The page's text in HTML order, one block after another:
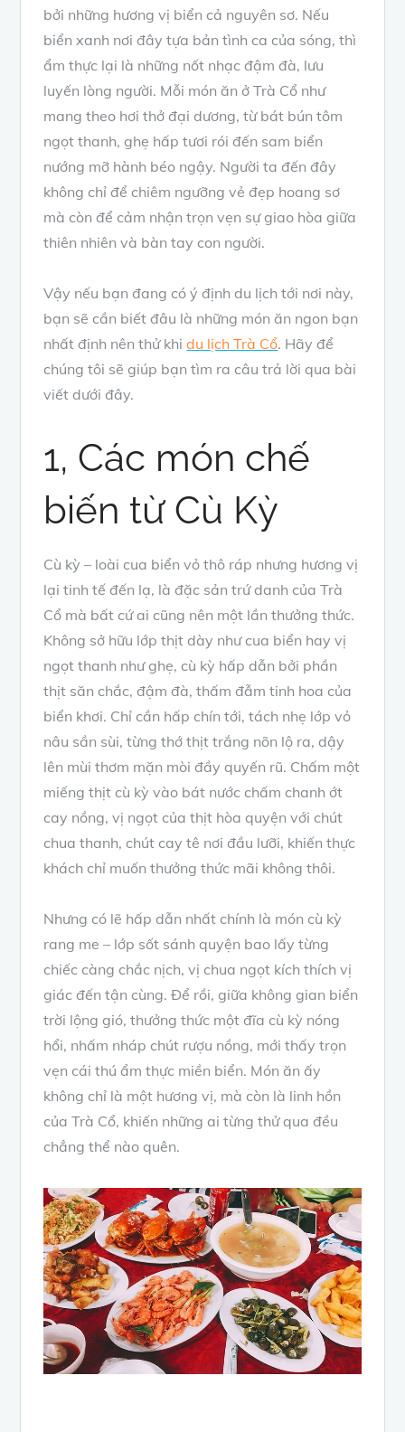
bởi những hương vị biển cả nguyên sơ. Nếu
biển xanh nơi đây tựa bản tình ca của sóng, thì
ẩm thực lại là những nốt nhạc đậm đà, lưu
luyến lòng người. Mỗi món ăn ở Trà Cổ như
mang theo hơi thở đại dương, từ bát bún tôm
ngọt thanh, ghẹ hấp tươi rói đến sam biển
nướng mỡ hành béo ngậy. Người ta đến đây
không chỉ để chiêm ngưỡng vẻ đẹp hoang sơ
mà còn để cảm nhận trọn vẹn sự giao hòa giữa
thiên nhiên và bàn tay con người.
Vậy nếu bạn đang có ý định du lịch tới nơi này,
bạn sẽ cần biết đâu là những món ăn ngon bạn
nhất định nên thử khidu lịch Trà Cổ. Hãy để
chúng tôi sẽ giúp bạn tìm ra câu trả lời qua bài
viết dưới đây.
1, Các món chế
biến từ Cù Kỳ
Cù kỳ – loài cua biển vỏ thô ráp nhưng hương vị
lại tinh tế đến lạ, là đặc sản trứ danh của Trà
Cổ mà bất cứ ai cũng nên một lần thưởng thức.
Không sở hữu lớp thịt dày như cua biển hay vị
ngọt thanh như ghẹ, cù kỳ hấp dẫn bởi phần
thịt săn chắc, đậm đà, thấm đẫm tinh hoa của
biển khơi. Chỉ cần hấp chín tới, tách nhẹ lớp vỏ
nâu sần sùi, từng thớ thịt trắng nõn lộ ra, dậy
lên mùi thơm mặn mòi đầy quyến rũ. Chấm một
miếng thịt cù kỳ vào bát nước chấm chanh ớt
cay nồng, vị ngọt của thịt hòa quyện với chút
chua thanh, chút cay tê nơi đầu lưỡi, khiến thực
khách chỉ muốn thưởng thức mãi không thôi.
Nhưng có lẽ hấp dẫn nhất chính là món cù kỳ
rang me – lớp sốt sánh quyện bao lấy từng
chiếc càng chắc nịch, vị chua ngọt kích thích vị
giác đến tận cùng. Để rồi, giữa không gian biển
trời lộng gió, thưởng thức một đĩa cù kỳ nóng
hổi, nhấm nháp chút rượu nồng, mới thấy trọn
vẹn cái thú ẩm thực miền biển. Món ăn ấy
không chỉ là một hương vị, mà còn là linh hồn
của Trà Cổ, khiến những ai từng thử qua đều
chẳng thể nào quên.